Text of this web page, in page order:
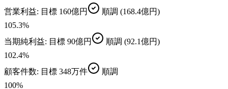
営業利益: 目標 160億円 順調 (168.4億円)
105.3%
当期純利益: 目標 90億円 順調 (92.1億円)
102.4%
顧客件数: 目標 348万件
順調
100%